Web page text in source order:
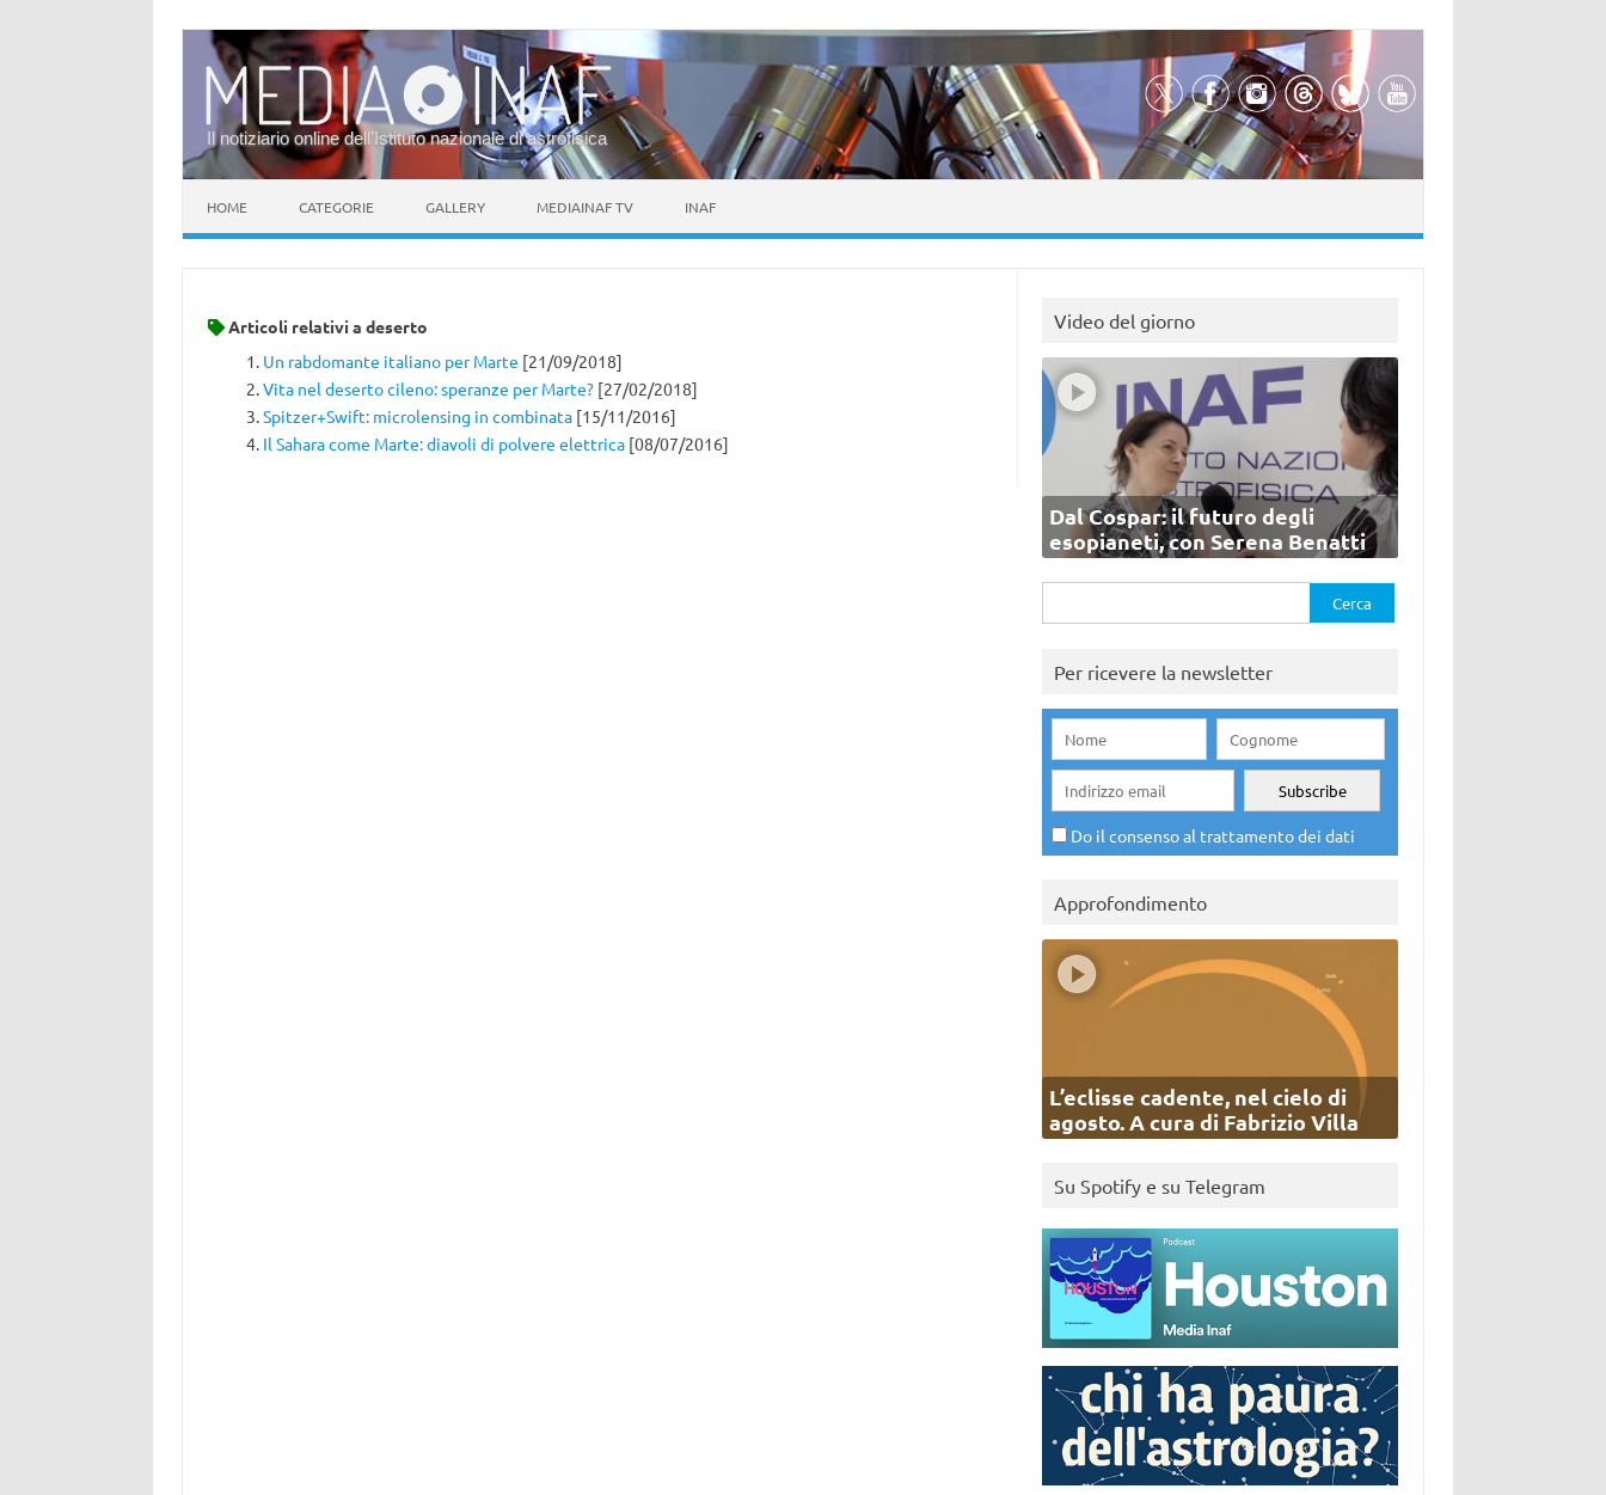
Il notiziario online dell’Istituto nazionale di astrofisica
HOME CATEGORIE GALLERY MEDIAINAF TV INAF
Articoli relativi a deserto
Un rabdomante italiano per Marte [21/09/2018]
Vita nel deserto cileno: speranze per Marte?[27/02/2018]
Spitzer+Swift: microlensing in combinata[15/11/2016]
Il Sahara come Marte: diavoli di polvere elettrica[08/07/2016]
Video del giorno
Dal Cospar: il futuro degli
esopianeti, con Serena Benatti
per:
Per ricevere la newsletter
Do il consenso al trattamento dei dati
Approfondimento
L’eclisse cadente, nel cielo di
agosto. A cura di Fabrizio Villa
Su Spotify e su Telegram